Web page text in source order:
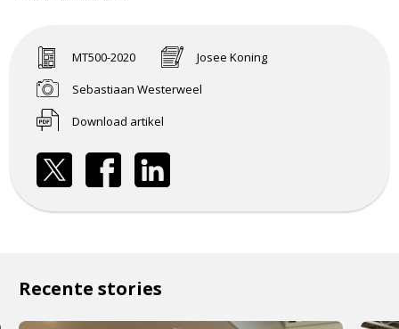
MT500-2020
Josee Koning
Sebastiaan Westerweel
Download artikel
Recente stories